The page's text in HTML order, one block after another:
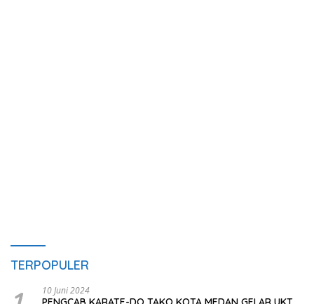
TERPOPULER
10 Juni 2024